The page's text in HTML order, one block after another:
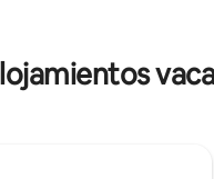
al río
por la
puedes nadar,